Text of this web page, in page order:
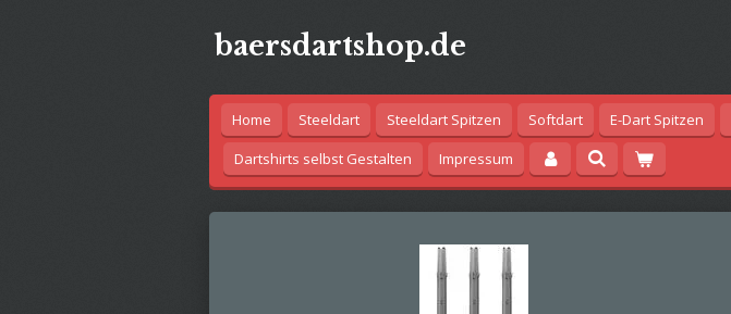
baersdartshop.de
Home Steeldart Steeldart Spitzen Softdart E-Dart Spitzen
Dartshirts selbst Gestalten
Impressum